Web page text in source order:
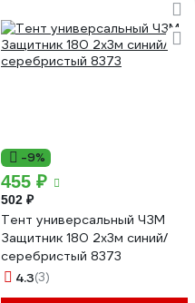
-9%
455 ₽
502 ₽
Тент универсальный ЧЗМ
Защитник 180 2х3м синий/
серебристый 8373
4.3(3)